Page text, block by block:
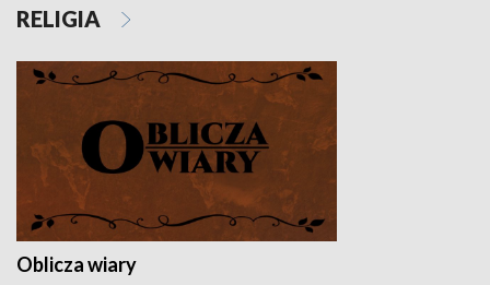
RELIGIA
Oblicza wiary